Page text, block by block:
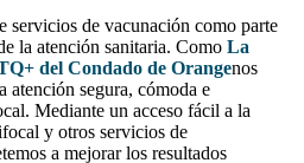
servicios de vacunación como parte
la atención sanitaria. Como La
del Condado de Orangenos
atención segura, cómoda e
Mediante un acceso fácil a la
y otros servicios de
a mejorar los resultados